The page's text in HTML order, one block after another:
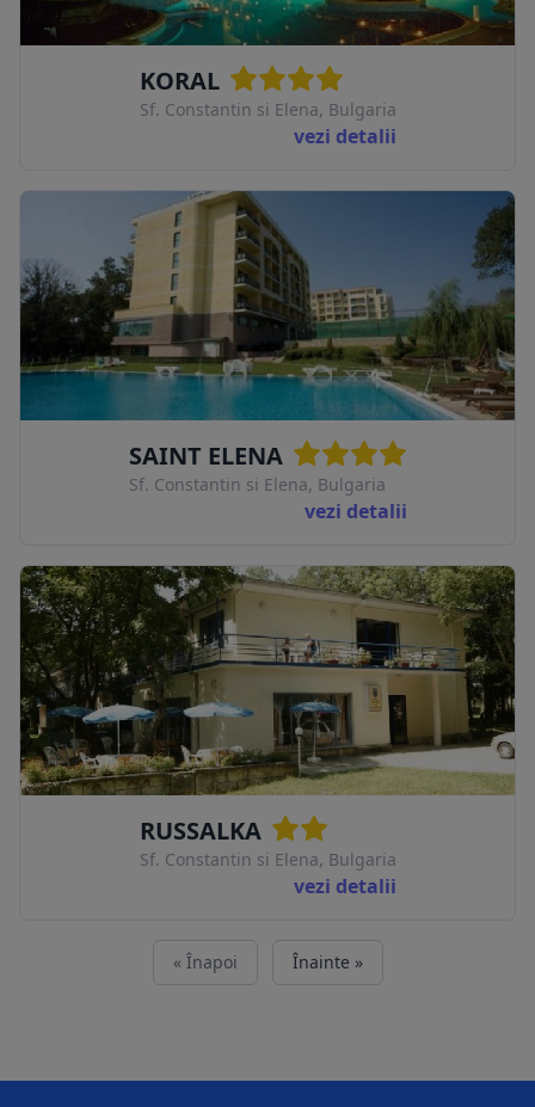
KORAL
Sf. Constantin si Elena, Bulgaria
vezi detalii
SAINT ELENA
Sf. Constantin si Elena, Bulgaria
vezi detalii
RUSSALKA
Sf. Constantin si Elena, Bulgaria
vezi detalii
« Înapoi Înainte »